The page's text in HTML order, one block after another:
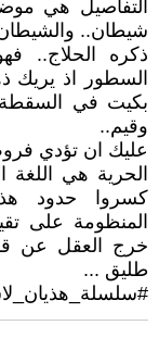
التفاصيل هي
شيطان..
ذكره الحلاج..
السطور اذ يريك
بكيت في
وقيم..
عليك ان تؤدي
الحرية هي اللغة
كسروا حدود
المنظومة على
خرج العقل عن
طليق ...